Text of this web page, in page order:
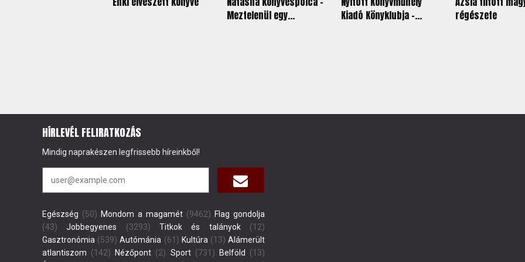
Meztelenül egy...
Kiadó Könyklubja -...
régészete
HÍRLEVÉL FELIRATKOZÁS
Mindig naprakészen legfrissebb híreinkből!
Egészség (50) Mondom a magamét (9462) Flag gondolja
(43)
Jobbegyenes (3293) Titkok és talányok(12)
Gasztronómia (539) Autómánia (61) Kultúra (13) Alámerült
atlantiszom (142) Nézőpont (2) Sport(731) Belföld
(13)